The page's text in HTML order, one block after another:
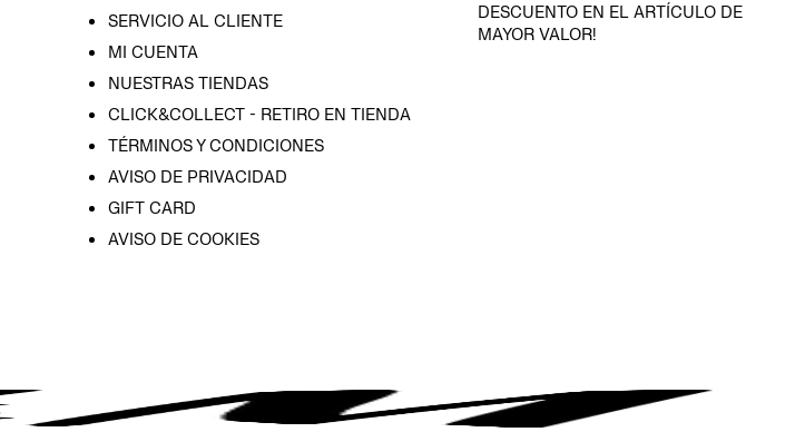
SERVICIO AL CLIENTE
MI CUENTA
NUESTRAS TIENDAS
CLICK&COLLECT - RETIRO EN TIENDA
TÉRMINOS Y CONDICIONES
AVISO DE PRIVACIDAD
GIFT CARD
AVISO DE COOKIES
DESCUENTO EN EL ARTÍCULO DE
MAYOR VALOR!